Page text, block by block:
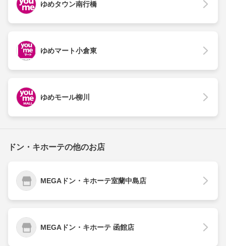
ゆめタウン南行橋
ゆめマート小倉東
ゆめモール柳川
ドン・キホーテの他のお店
MEGAドン・キホーテ室蘭中島店
MEGAドン・キホーテ 函館店